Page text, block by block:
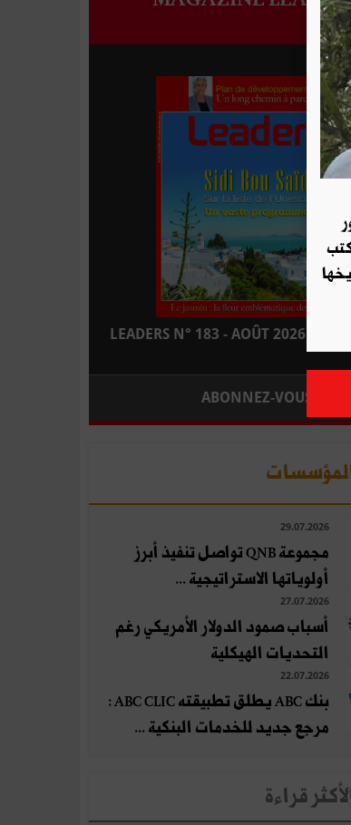
LEADERS N° 183 - AOÛT 2026 : EN
ABONNEZ-VOUS
29.07.2026
مجموعة QNB تواصل تنفيذ أبرز
أولوياتها الاستراتيجية ...
27.07.2026
أسباب صمود الدولار الأمريكي رغم
التحديات الهيكلية
22.07.2026
بنك ABC يطلق تطبيقته ABC CLIC :
مرجع جديد للخدمات البنكية ...
قراءة
كتب